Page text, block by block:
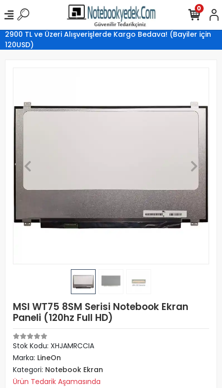
2900 TL ve Üzeri Alışverişlerde Kargo Bedava! (Bayiler için
120USD)
0
MSI WT75 8SM Serisi Notebook Ekran
Paneli (120hz Full HD)
Stok Kodu: XHJAMRCCIA
Marka: LineOn
Kategori: Notebook Ekran
Ürün Tedarik Aşamasında